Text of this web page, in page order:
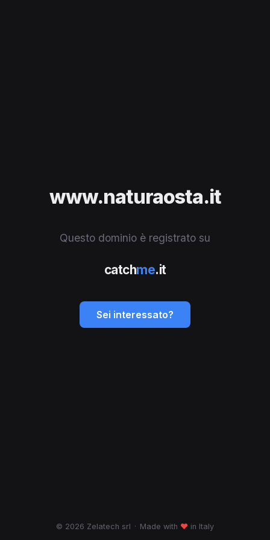
www.naturaosta.it
Questo dominio è registrato su
catchme.it
Sei interessato?
© 2026 Zelatech srl · Made with ♥ in Italy